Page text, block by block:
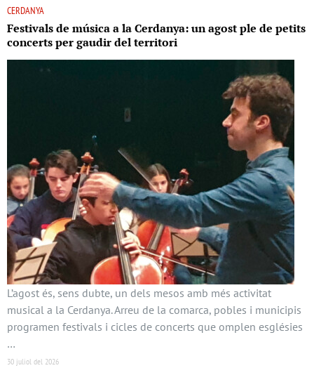
CERDANYA
Festivals de música a la Cerdanya: un agost ple de petits
concerts per gaudir del territori
L’agost és, sens dubte, un dels mesos amb més activitat
musical a la Cerdanya. Arreu de la comarca, pobles i municipis
programen festivals i cicles de concerts que omplen esglésies
…
30 juliol del 2026